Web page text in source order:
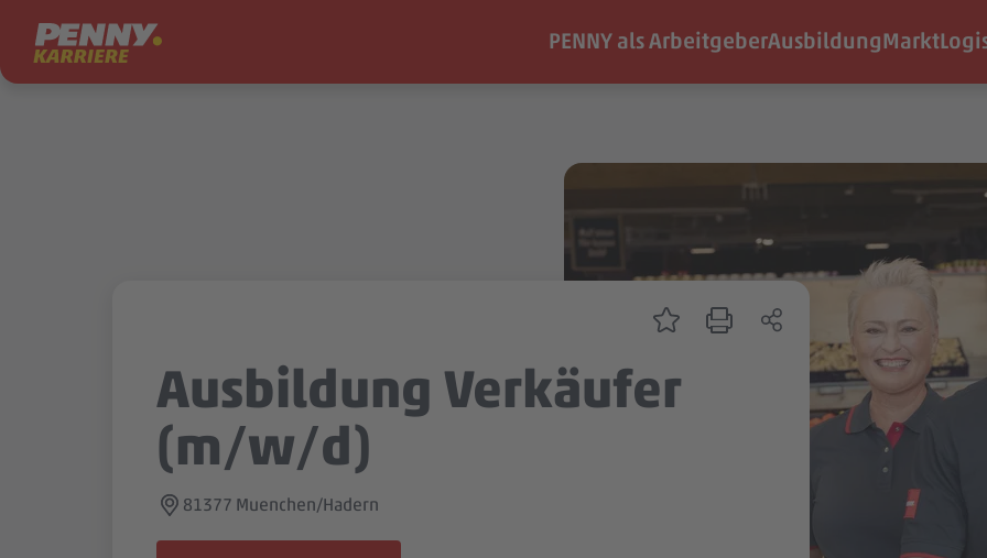
Zum Inhalt springen PENNY als ArbeitgeberAusbildungMarkt
Ausbildung Verkäufer
(m/w/d)
81377 Muenchen/Hadern